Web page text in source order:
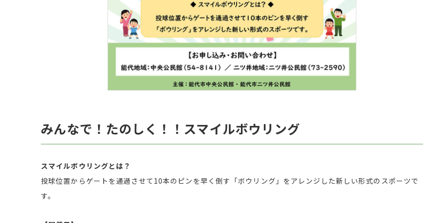
みんなで！たのしく！！スマイルボウリング
スマイルボウリングとは？
投球位置からゲートを通過させて10本のピンを早く倒す「ボウリング」をアレンジした新しい形式のスポーツで
す。